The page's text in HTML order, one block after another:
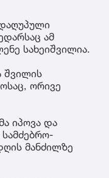
ამ
სახეიშვილია.
შვილის
ორივე
იპოვა და
მანძილზე